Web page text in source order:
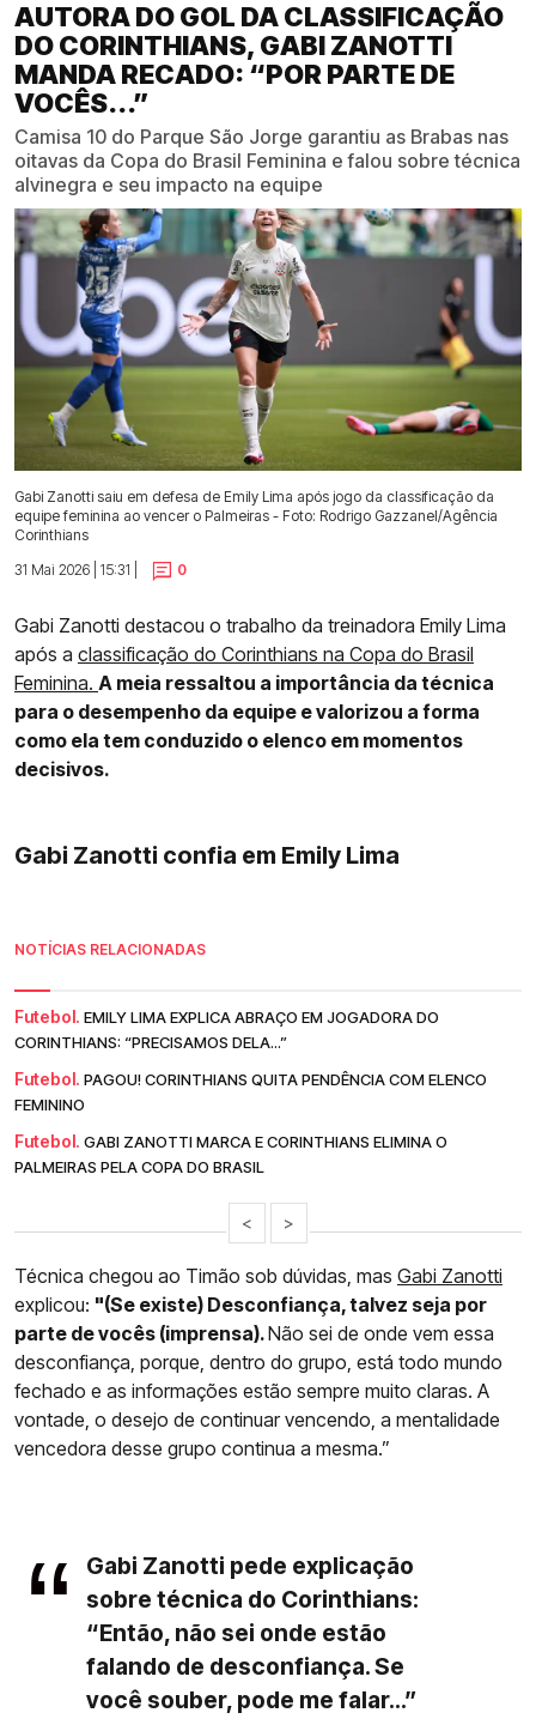
AUTORA DO GOL DA CLASSIFICAÇÃO
DO CORINTHIANS, GABI ZANOTTI
MANDA RECADO: “POR PARTE DE
VOCÊS...”
Camisa 10 do Parque São Jorge garantiu as Brabas nas
oitavas da Copa do Brasil Feminina e falou sobre técnica
alvinegra e seu impacto na equipe
Gabi Zanotti saiu em defesa de Emily Lima após jogo da classificação da
equipe feminina ao vencer o Palmeiras - Foto: Rodrigo Gazzanel/Agência
Corinthians
31 Mai 2026 | 15:31 |
0
Gabi Zanotti destacou o trabalho da treinadora Emily Lima
após a classificação do Corinthians na Copa do Brasil
Feminina. A meia ressaltou a importância da técnica
para o desempenho da equipe e valorizou a forma
como ela tem conduzido o elenco em momentos
decisivos.
Gabi Zanotti confia em Emily Lima
NOTÍCIAS RELACIONADAS
Futebol. EMILY LIMA EXPLICA ABRAÇO EM JOGADORA DO
CORINTHIANS: “PRECISAMOS DELA...”
Futebol. PAGOU! CORINTHIANS QUITA PENDÊNCIA COM ELENCO
FEMININO
Futebol. GABI ZANOTTI MARCA E CORINTHIANS ELIMINA O
PALMEIRAS PELA COPA DO BRASIL
< >
Técnica chegou ao Timão sob dúvidas, mas Gabi Zanotti
explicou: "(Se existe) Desconfiança, talvez seja por
parte de vocês (imprensa).Não sei de onde vem essa
desconfiança, porque, dentro do grupo, está todo mundo
fechado e as informações estão sempre muito claras. A
vontade, o desejo de continuar vencendo, a mentalidade
vencedora desse grupo continua a mesma.”
Gabi Zanotti pede explicação
sobre técnica do Corinthians:
“Então, não sei onde estão
falando de desconfiança. Se
você souber, pode me falar...”